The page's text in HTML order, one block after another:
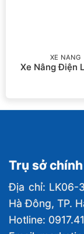
XE NÂNG
Xe Nâng Điện
Trụ sở chính
Địa chỉ: LK06-
Hà Đông, TP.
Hotline: